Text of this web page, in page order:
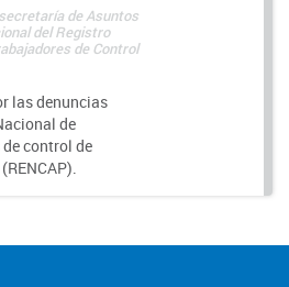
de Asuntos
del Registro
de Control
las denuncias
de
control de